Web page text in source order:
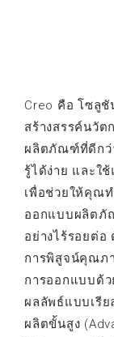
Creo คือ โซลูชั
สร้างสรรค์นวั
ผลิตภัณฑ์ที่ดีกว่
รู้ได้ง่าย และใ
เพื่อช่วยให้คุณ
ออกแบบผลิตภั
อย่างไร้รอยต่อ
การพิสูจน์คุณภ
การออกแบบด้ว
ผลลัพธ์แบบเรีย
ผลิตขั้นสูง